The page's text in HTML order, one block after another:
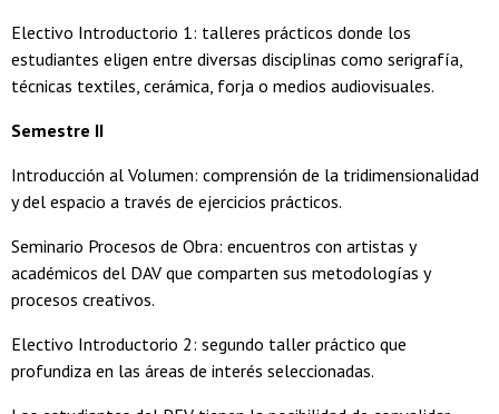
Electivo Introductorio 1: talleres prácticos donde los
estudiantes eligen entre diversas disciplinas como serigrafía,
técnicas textiles, cerámica, forja o medios audiovisuales.
Semestre II
Introducción al Volumen: comprensión de la tridimensionalidad
y del espacio a través de ejercicios prácticos.
Seminario Procesos de Obra: encuentros con artistas y
académicos del DAV que comparten sus metodologías y
procesos creativos.
Electivo Introductorio 2: segundo taller práctico que
profundiza en las áreas de interés seleccionadas.